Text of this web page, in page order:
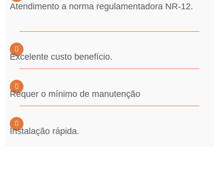
Atendimento a norma regulamentadora NR-12.
Excelente custo benefício.
Requer o mínimo de manutenção
Instalação rápida.